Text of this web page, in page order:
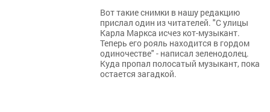
Вот такие снимки в нашу редакцию
прислал один из читателей. "С улицы
Карла Маркса исчез кот-музыкант.
Теперь его рояль находится в гордом
одиночестве" - написал зеленодолец.
Куда пропал полосатый музыкант, пока
остается загадкой.